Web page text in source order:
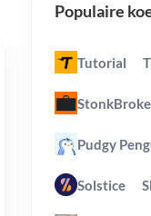
Populaire
Tutorial
Pudgy
Solstice